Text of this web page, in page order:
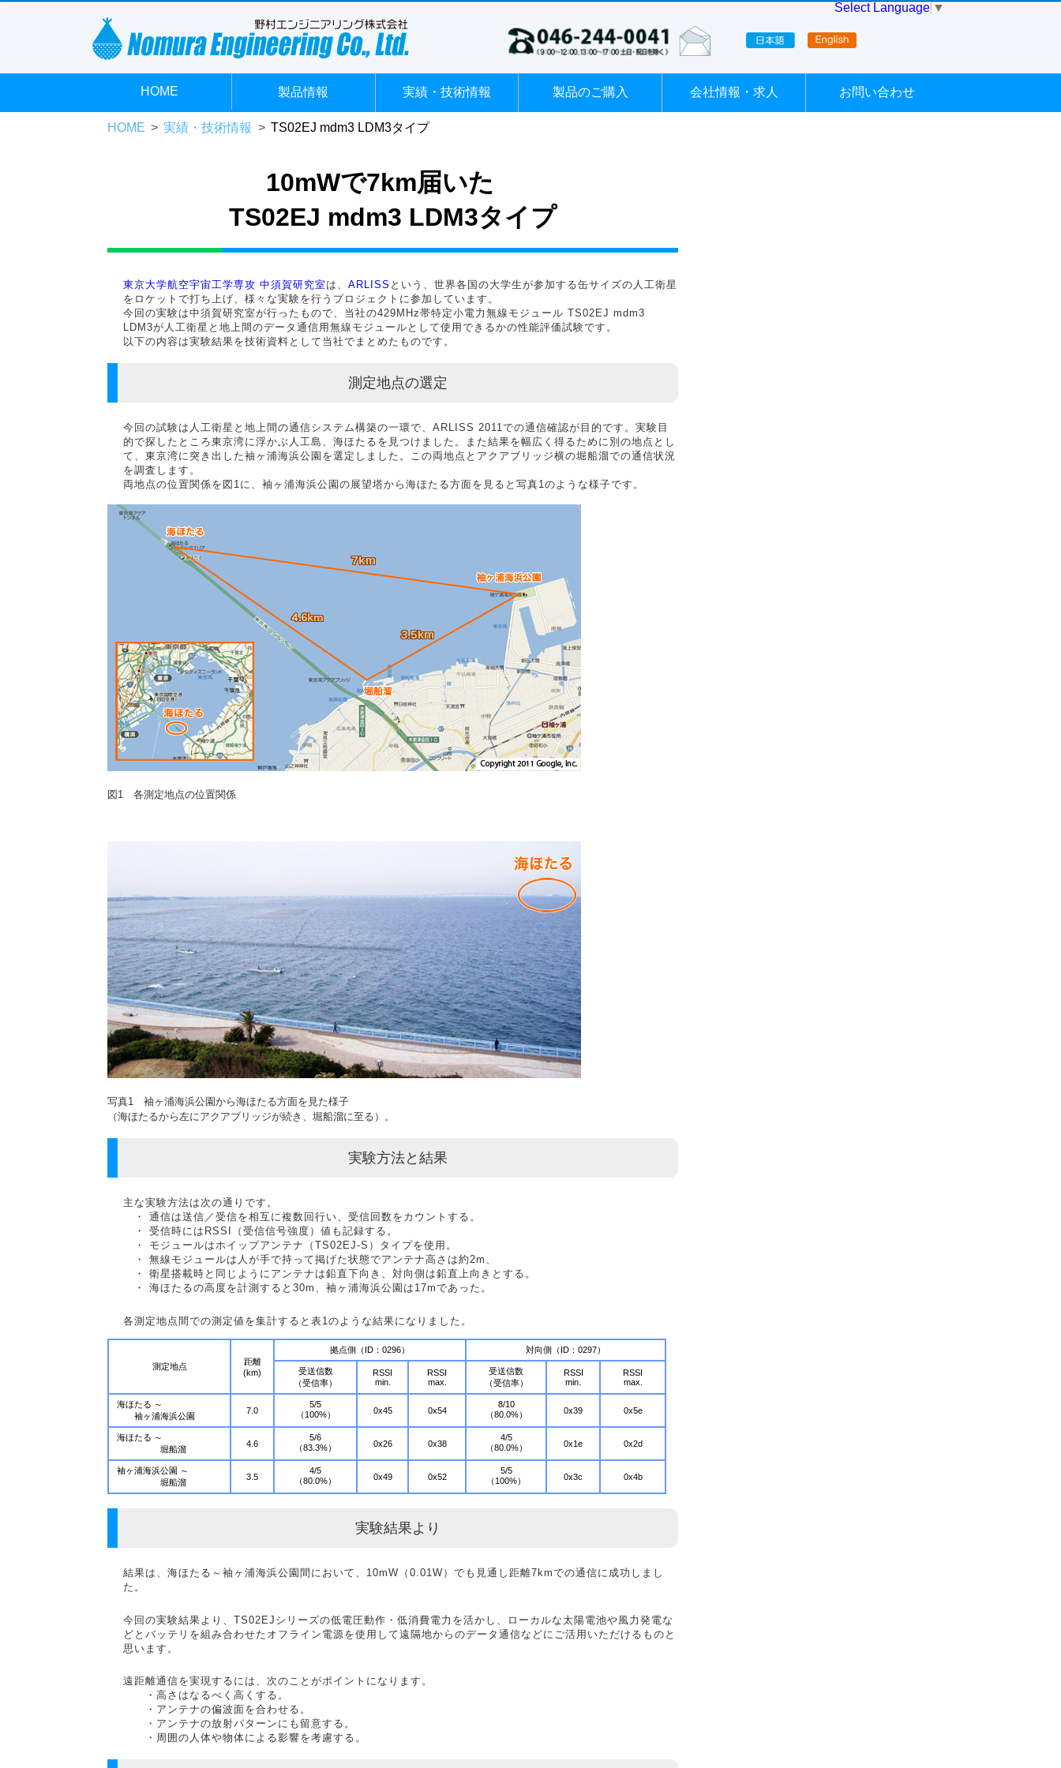
Select Language ▼
HOME 製品情報 実績・技術情報 製品のご購入 会社情報・求人 お問い合わせ
HOME 実績・技術情報 TS02EJ mdm3 LDM3タイプ
10mWで7km届いた
TS02EJ mdm3 LDM3タイプ
東京大学航空宇宙工学専攻 中須賀研究室は、 ARLISS という、世界各国の大学生が参加する缶サイズの人工衛星
をロケットで打ち上げ、様々な実験を行うプロジェクトに参加しています。
今回の実験は中須賀研究室が行ったもので、当社の429MHz帯特定小電力無線モジュール TS02EJ mdm3
LDM3が人工衛星と地上間のデータ通信用無線モジュールとして使用できるかの性能評価試験です。
以下の内容は実験結果を技術資料として当社でまとめたものです。
測定地点の選定
今回の試験は人工衛星と地上間の通信システム構築の一環で、ARLISS 2011での通信確認が目的です。実験目
的で探したところ東京湾に浮かぶ人工島、海ほたるを見つけました。また結果を幅広く得るために別の地点とし
て、東京湾に突き出した袖ヶ浦海浜公園を選定しました。この両地点とアクアブリッジ横の堀船溜での通信状況
を調査します。
両地点の位置関係を図1に、袖ヶ浦海浜公園の展望塔から海ほたる方面を見ると写真1のような様子です。
図1 各測定地点の位置関係
写真1 袖ヶ浦海浜公園から海ほたる方面を見た様子
（海ほたるから左にアクアブリッジが続き、堀船溜に至る）。
実験方法と結果
主な実験方法は次の通りです。
・ 通信は送信／受信を相互に複数回行い、受信回数をカウントする。
・ 受信時にはRSSI（受信信号強度）値も記録する。
・ モジュールはホイップアンテナ（TS02EJ-S）タイプを使用。
・ 無線モジュールは人が手で持って掲げた状態でアンテナ高さは約2m、
・ 衛星搭載時と同じようにアンテナは鉛直下向き、対向側は鉛直上向きとする。
・ 海ほたるの高度を計測すると30m、袖ヶ浦海浜公園は17mであった。
各測定地点間での測定値を集計すると表1のような結果になりました。
測定地点
距離
(km)
拠点側（ID：0296） 対向側（ID：0297）
受送信数
（受信率）
RSSI
min.
RSSI
max.
受送信数
（受信率）
RSSI
min.
RSSI
max.
海ほたる ～
袖ヶ浦海浜公園
7.0
5/5
（100%）
0x45 0x54
8/10
（80.0%）
0x39 0x5e
海ほたる ～
堀船溜
4.6
5/6
（83.3%）
0x26 0x38
4/5
（80.0%）
0x1e 0x2d
袖ヶ浦海浜公園 ～
堀船溜
3.5
4/5
（80.0%）
0x49 0x52
5/5
（100%）
0x3c 0x4b
実験結果より
結果は、海ほたる～袖ヶ浦海浜公園間において、10mW（0.01W）でも見通し距離7kmでの通信に成功しまし
た。
今回の実験結果より、TS02EJシリーズの低電圧動作・低消費電力を活かし、ローカルな太陽電池や風力発電な
どとバッテリを組み合わせたオフライン電源を使用して遠隔地からのデータ通信などにご活用いただけるものと
思います。
遠距離通信を実現するには、次のことがポイントになります。
・高さはなるべく高くする。
・アンテナの偏波面を合わせる。
・アンテナの放射パターンにも留意する。
・周囲の人体や物体による影響を考慮する。